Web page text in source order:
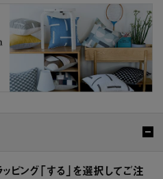
ピング「する」を選択してご注